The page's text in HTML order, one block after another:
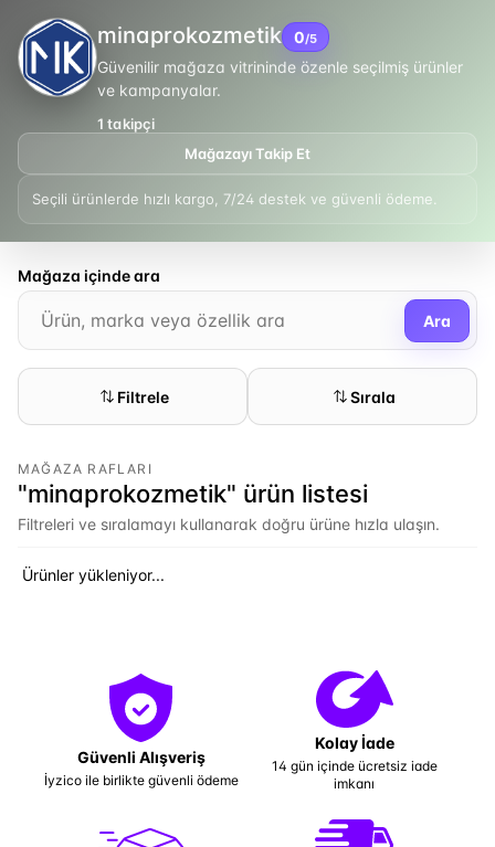
minaprokozmetik 0/5
Güvenilir mağaza vitrininde özenle seçilmiş ürünler
ve kampanyalar.
1 takipçi
Mağazayı Takip Et
Seçili ürünlerde hızlı kargo, 7/24 destek ve güvenli ödeme.
Mağaza içinde ara
Ara
Filtrele Sırala
MAĞAZA RAFLARI
"minaprokozmetik" ürün listesi
Filtreleri ve sıralamayı kullanarak doğru ürüne hızla ulaşın.
Ürünler yükleniyor...
Güvenli Alışveriş
İyzico ile birlikte güvenli ödeme
Kolay İade
14 gün içinde ücretsiz iade
imkanı